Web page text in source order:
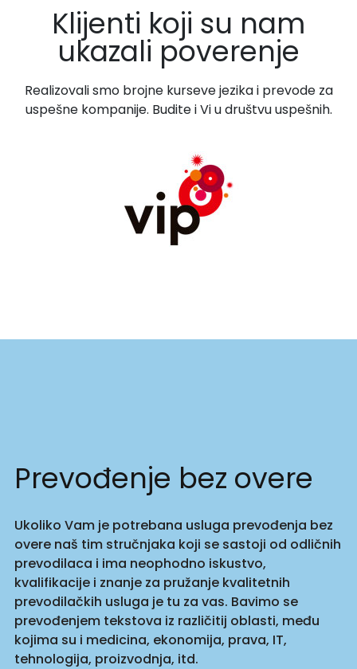
Klijenti koji su nam
ukazali poverenje
Realizovali smo brojne kurseve jezika i prevode za
uspešne kompanije. Budite i Vi u društvu uspešnih.
Prevođenje bez overe
Ukoliko Vam je potrebana usluga prevođenja bez
overe naš tim stručnjaka koji se sastoji od odličnih
prevodilaca i ima neophodno iskustvo,
kvalifikacije i znanje za pružanje kvalitetnih
prevodilačkih usluga je tu za vas. Bavimo se
prevođenjem tekstova iz različitij oblasti, među
kojima su i medicina, ekonomija, prava, IT,
tehnologija, proizvodnja, itd.